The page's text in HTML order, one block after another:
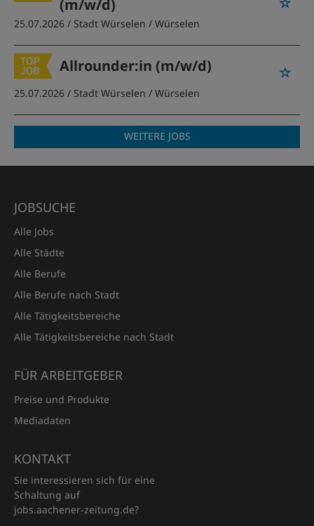
(m/w/d)
25.07.2026 / Stadt Würselen / Würselen
Allrounder:in (m/w/d)
25.07.2026 / Stadt Würselen / Würselen
WEITERE JOBS
JOBSUCHE
Alle Jobs
Alle Städte
Alle Berufe
Alle Berufe nach Stadt
Alle Tätigkeitsbereiche
Alle Tätigkeitsbereiche nach Stadt
FÜR ARBEITGEBER
Preise und Produkte
Mediadaten
KONTAKT
Sie interessieren sich für eine
Schaltung auf
jobs.aachener‑zeitung.de?